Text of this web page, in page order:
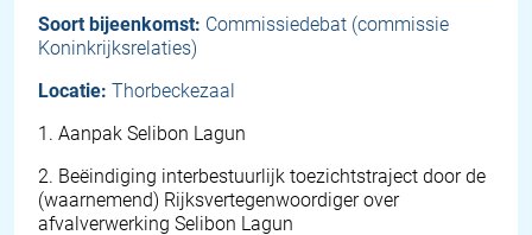
Soort bijeenkomst: Commissiedebat (commissie
Koninkrijksrelaties)
Locatie: Thorbeckezaal
1 . Aanpak Selibon Lagun
2. Beëindiging interbestuurlijk toezichtstraject door de
(waarnemend) Rijksvertegenwoordiger over
afvalverwerking Selibon Lagun